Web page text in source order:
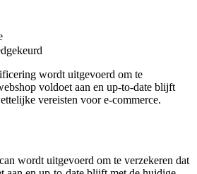
wordt uitgevoerd om te
voldoet aan en up-to-date blijft
vereisten voor e-commerce.
wordt uitgevoerd om te verzekeren dat